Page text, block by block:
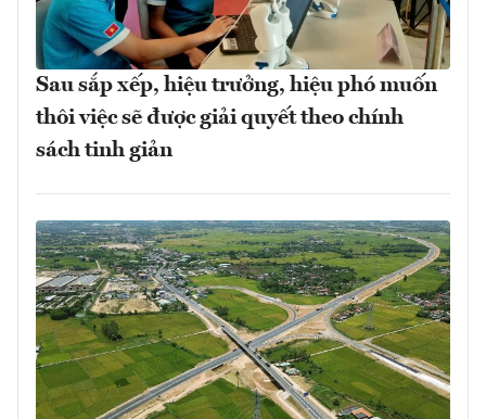
Sau sắp xếp, hiệu trưởng, hiệu phó muốn
thôi việc sẽ được giải quyết theo chính
sách tinh giản